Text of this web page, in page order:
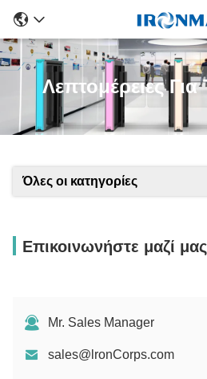
Λεπτομέρειες
Όλες οι κατηγορίες
Επικοινωνήστε μαζί μας
Mr. Sales Manager
sales@lronCorps.com